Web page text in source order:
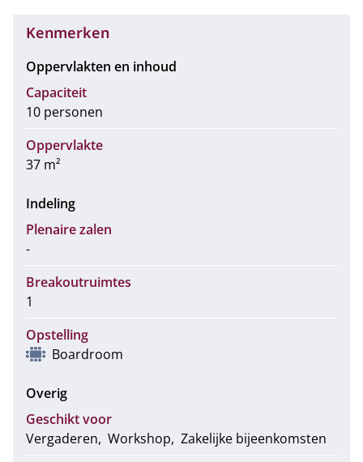
Kenmerken
Oppervlakten en inhoud
Capaciteit
10 personen
Oppervlakte
37 m²
Indeling
Plenaire zalen
-
Breakoutruimtes
1
Opstelling
Boardroom
Overig
Geschikt voor
Vergaderen Workshop Zakelijke bijeenkomsten